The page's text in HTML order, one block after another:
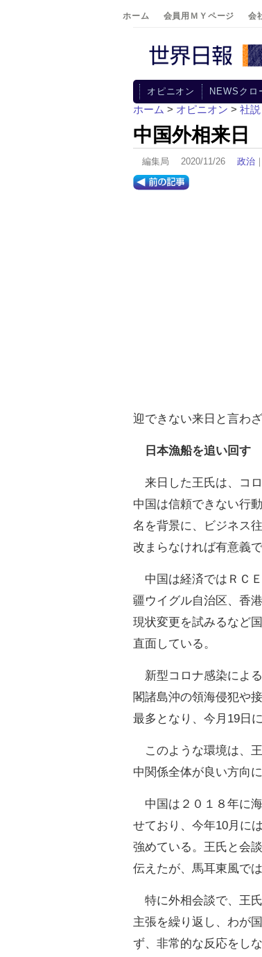
ホーム 会員用ＭＹページ 会
オピニオン NEWSクロ
ホーム > オピニオン > 社説
中国外相来日
編集局 2020/11/26 政治 ｜
迎できない来日と言わ
日本漁船を追い回す
来日した王氏は、コロ
中国は信頼できない行
名を背景に、ビジネス
改まらなければ有意義で
中国は経済ではＲＣ
疆ウイグル自治区、香
現状変更を試みるなど
直面している。
新型コロナ感染によ
閣諸島沖の領海侵犯や
最多となり、今月19日
このような環境は、
中関係全体が良い方向
中国は２０１８年に
せており、今年10月に
強めている。王氏と会
伝えたが、馬耳東風で
特に外相会談で、王
主張を繰り返し、わが
ず、非常的な反応をし